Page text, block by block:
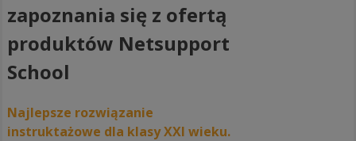
zapoznania się z ofertą
produktów Netsupport
School
Najlepsze rozwiązanie
instruktażowe dla klasy XXI wieku.